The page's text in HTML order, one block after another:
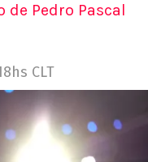
Pedro Pascal
CLT